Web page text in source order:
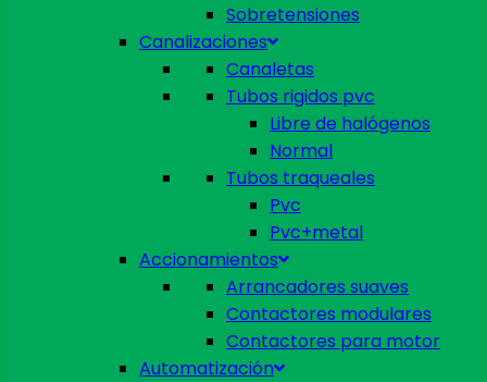
Sobretensiones
Canalizaciones
Canaletas
Tubos rigidos pvc
Libre de halógenos
Normal
Tubos traqueales
Pvc
Pvc+metal
Accionamientos
Arrancadores suaves
Contactores modulares
Contactores para motor
Automatización